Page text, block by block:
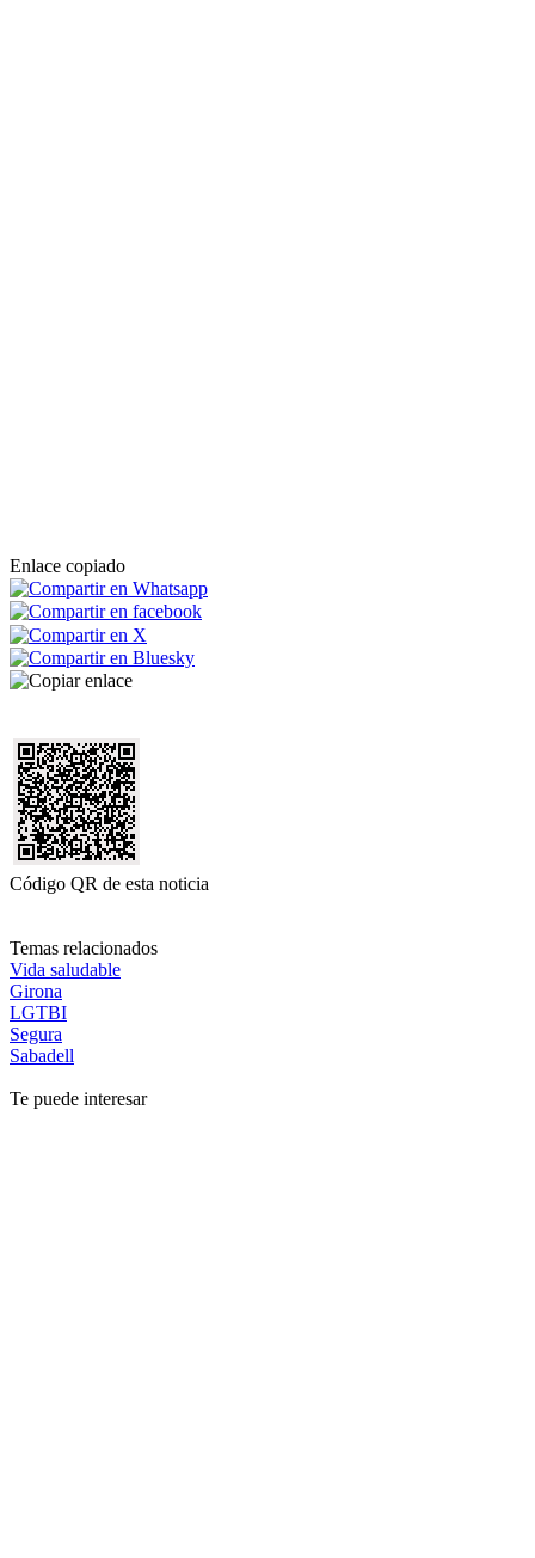
Enlace copiado
Código QR de esta noticia
Temas relacionados
Vida saludable
Girona
LGTBI
Segura
Sabadell
Te puede interesar